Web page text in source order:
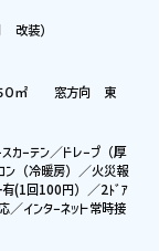
改装）
５０㎡ 窓方向 東
カーテン／ドレープ（厚
ン（冷暖房）／火災報
有(1回100円）／2ﾄﾞｱ
インターネット常時接